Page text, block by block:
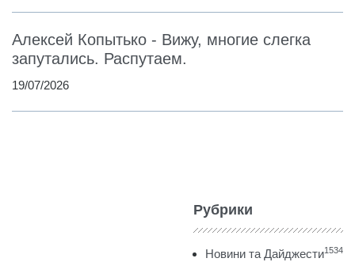
Алексей Копытько - Вижу, многие слегка
запутались. Распутаем.
19/07/2026
Рубрики
Новини та Дайджести1534